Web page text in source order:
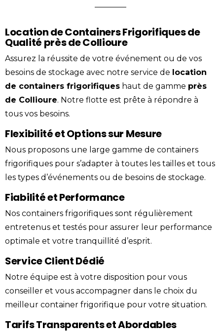
Location de Containers Frigorifiques de
Qualité près de Collioure
Assurez la réussite de votre événement ou de vos
besoins de stockage avec notre service de location
de containers frigorifiques haut de gamme près
de Collioure. Notre flotte est prête à répondre à
tous vos besoins.
Flexibilité et Options sur Mesure
Nous proposons une large gamme de containers
frigorifiques pour s’adapter à toutes les tailles et tous
les types d’événements ou de besoins de stockage.
Fiabilité et Performance
Nos containers frigorifiques sont régulièrement
entretenus et testés pour assurer leur performance
optimale et votre tranquillité d’esprit.
Service Client Dédié
Notre équipe est à votre disposition pour vous
conseiller et vous accompagner dans le choix du
meilleur container frigorifique pour votre situation.
Tarifs Transparents et Abordables